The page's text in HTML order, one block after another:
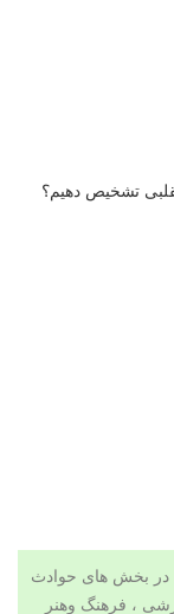
تشخیص دهیم؟
و مهم ترین رویدادهای ۲۴ ساعته در بخش های حوادث
، فرهنگ وهنر